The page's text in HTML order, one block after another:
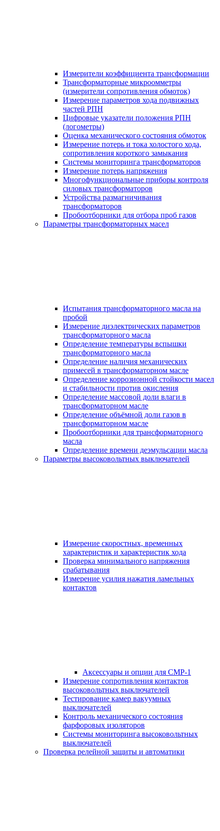
Измерители коэффициента трансформации
Трансформаторные микроомметры
(измерители сопротивления обмоток)
Измерение параметров хода подвижных
частей РПН
Цифровые указатели положения РПН
(логометры)
Оценка механического состояния обмоток
Измерение потерь и тока холостого хода,
сопротивления короткого замыкания
Системы мониторинга трансформаторов
Измерение потерь напряжения
Многофункциональные приборы контроля
силовых трансформаторов
Устройства размагничивания
трансформаторов
Пробоотборники для отбора проб газов
Параметры трансформаторных масел
Испытания трансформаторного масла на
пробой
Измерение диэлектрических параметров
трансформаторного масла
Определение температуры вспышки
трансформаторного масла
Определение наличия механических
примесей в трансформаторном масле
Определение коррозионной стойкости масел
и стабильности против окисления
Определение массовой доли влаги в
трансформаторном масле
Определение объёмной доли газов в
трансформаторном масле
Пробоотборники для трансформаторного
масла
Определение времени деэмульсации масла
Параметры высоковольтных выключателей
Измерение скоростных, временных
характеристик и характеристик хода
Проверка минимального напряжения
срабатывания
Измерение усилия нажатия ламельных
контактов
Аксессуары и опции для СМР-1
Измерение сопротивления контактов
высоковольтных выключателей
Тестирование камер вакуумных
выключателей
Контроль механического состояния
фарфоровых изоляторов
Системы мониторинга высоковольтных
выключателей
Проверка релейной защиты и автоматики